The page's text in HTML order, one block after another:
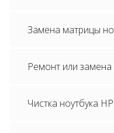
Замена матрицы
Ремонт или замена
Чистка ноутбука HP